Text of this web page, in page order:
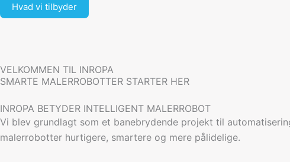
Hvad vi tilbyder
VELKOMMEN TIL INROPA
SMARTE MALERROBOTTER STARTER HER
INROPA BETYDER INTELLIGENT MALERROBOT
Vi blev grundlagt som et banebrydende projekt til
malerrobotter hurtigere, smartere og mere pålidelige.